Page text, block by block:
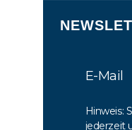
E-Mail
Hinweis:
jederzeit